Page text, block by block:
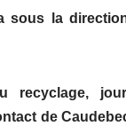
sous la
recyclage,
de